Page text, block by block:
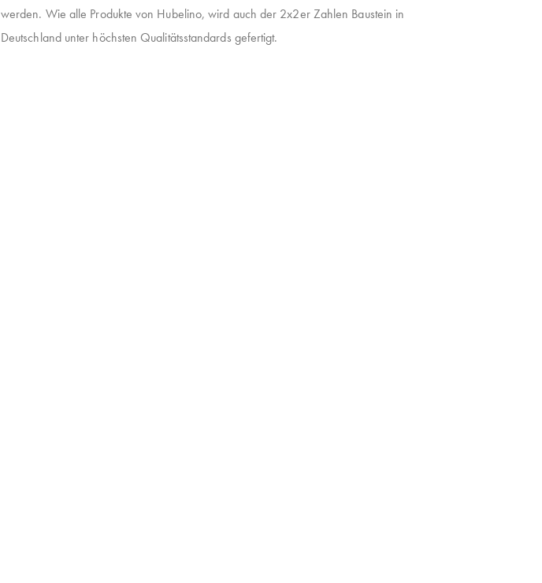
werden. Wie alle Produkte von Hubelino, wird auch der 2x2er Zahlen Baustein in
Deutschland unter höchsten Qualitätsstandards gefertigt.